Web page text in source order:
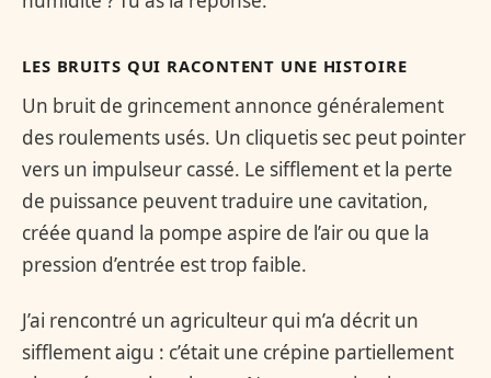
LES BRUITS QUI RACONTENT UNE HISTOIRE
Un bruit de grincement annonce généralement
des roulements usés. Un cliquetis sec peut pointer
vers un impulseur cassé. Le sifflement et la perte
de puissance peuvent traduire une cavitation,
créée quand la pompe aspire de l’air ou que la
pression d’entrée est trop faible.
J’ai rencontré un agriculteur qui m’a décrit un
sifflement aigu : c’était une crépine partiellement